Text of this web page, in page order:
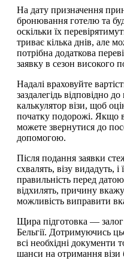
На дату призначення
бронювання готелю та
оскільки їх
триває кілька днів, але
потрібна додаткова
заявку в сезон високого
Надалі враховуйте
заздалегідь відповідно
калькулятор візи, щоб
початку подорожі. Якщо
можете звернутися до
допомогою.
Після подання заявки
схвалять, візу видадуть, і
правильність перед
відхилять, причину
можливість виправити
Щира підготовка —
Бельгії. Дотримуючись
всі необхідні документи
шанси на отримання візи